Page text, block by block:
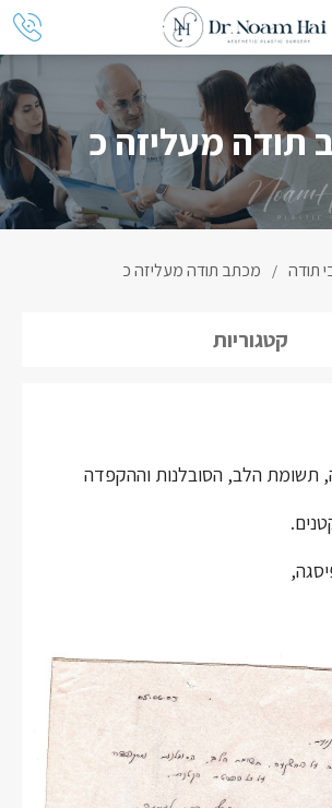
תודה מעליזה כ
תודה / מכתב תודה מעליזה כ
קטגוריות
תשומת הלב, הסובלנות וההקפדה